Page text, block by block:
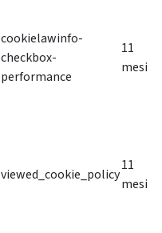
cookielawinfo-
checkbox-
performance
11
mesi
viewed_cookie_policy
11
mesi